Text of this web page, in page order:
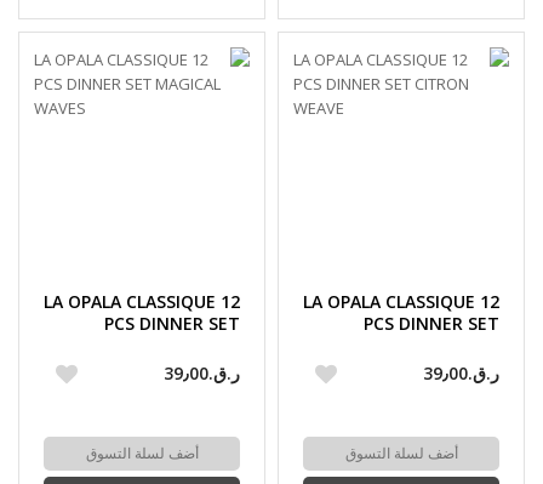
LA OPALA CLASSIQUE 12
PCS DINNER SET
ر.ق.‏39٫00
أضف لسلة التسوق
LA OPALA CLASSIQUE 12
PCS DINNER SET
ر.ق.‏39٫00
أضف لسلة التسوق